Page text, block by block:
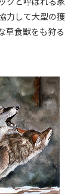
力して大型の獲
草食獣をも狩る